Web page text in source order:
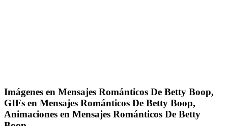
Imágenes en Mensajes Románticos De Betty Boop,
GIFs en Mensajes Románticos De Betty Boop,
Animaciones en Mensajes Románticos De Betty